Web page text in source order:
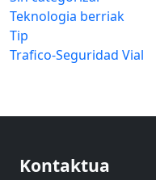
Teknologia berriak
Tip
Trafico-Seguridad Vial
Kontaktua